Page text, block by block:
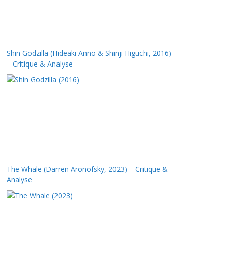
Shin Godzilla (Hideaki Anno & Shinji Higuchi, 2016)
– Critique & Analyse
The Whale (Darren Aronofsky, 2023) – Critique &
Analyse